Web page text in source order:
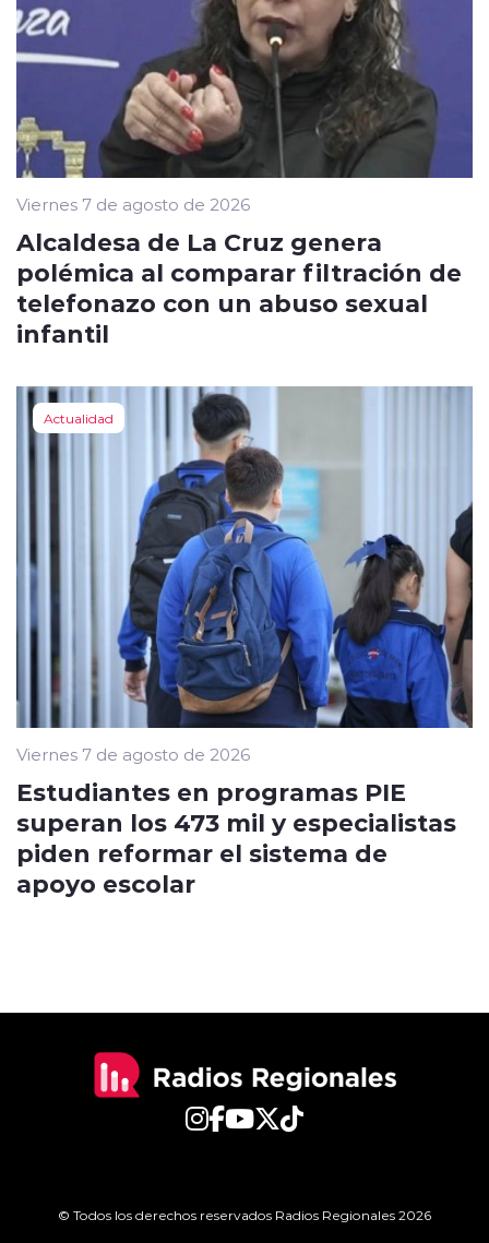
Viernes 7 de agosto de 2026
Alcaldesa de La Cruz genera
polémica al comparar filtración de
telefonazo con un abuso sexual
infantil
Actualidad
Viernes 7 de agosto de 2026
Estudiantes en programas PIE
superan los 473 mil y especialistas
piden reformar el sistema de
apoyo escolar
© Todos los derechos reservados Radios Regionales 2026